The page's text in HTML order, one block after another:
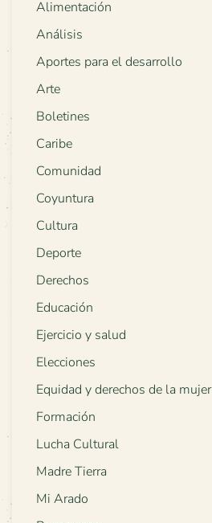
Alimentación
Análisis
Aportes para el desarrollo
Arte
Boletines
Caribe
Comunidad
Coyuntura
Cultura
Deporte
Derechos
Educación
Ejercicio y salud
Elecciones
Equidad y derechos de la mujer
Formación
Lucha Cultural
Madre Tierra
Mi Arado